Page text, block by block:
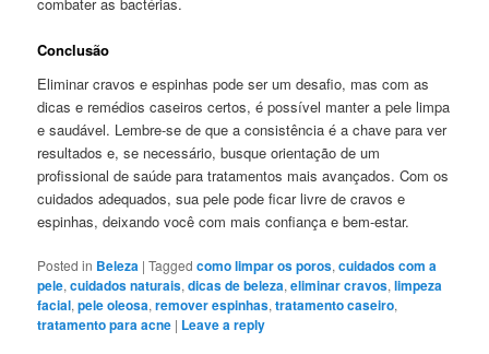
Conclusão
Eliminar cravos e espinhas pode ser um desafio, mas com as
dicas e remédios caseiros certos, é possível manter a pele limpa
e saudável. Lembre-se de que a consistência é a chave para ver
resultados e, se necessário, busque orientação de um
profissional de saúde para tratamentos mais avançados. Com os
cuidados adequados, sua pele pode ficar livre de cravos e
espinhas, deixando você com mais confiança e bem-estar.
Posted in Beleza |Tagged como limpar os poros,cuidados com a
pele,cuidados naturais,dicas de beleza,eliminar cravos,limpeza
facial,pele oleosa,remover espinhas,tratamento caseiro,
tratamento para acne | Leave a reply